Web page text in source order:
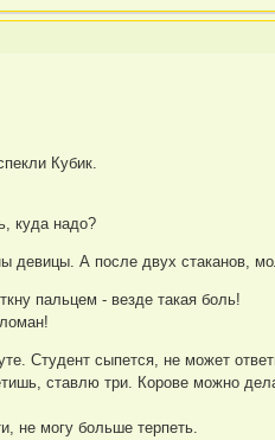
Кубик.
куда надо?
девицы. А после двух стаканов,
пальцем - везде такая боль!
Студент сыпется, не может
ставлю три. Корове можно
не могу больше терпеть.